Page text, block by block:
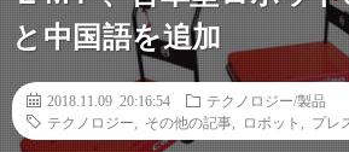
と中国語を追加
2018.11.09 20:16:54
テクノロジー/製品
テクノロジー
その他の記事 ロボット プレ